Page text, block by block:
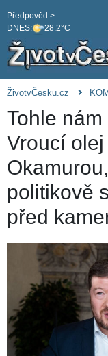
DNES: 28.2°C
Předpověd >
ŽivotvČesku.cz
Tohle
Vroucí
politikově
před